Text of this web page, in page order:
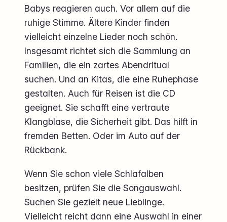
Babys reagieren auch. Vor allem auf die
ruhige Stimme. Ältere Kinder finden
vielleicht einzelne Lieder noch schön.
Insgesamt richtet sich die Sammlung an
Familien, die ein zartes Abendritual
suchen. Und an Kitas, die eine Ruhephase
gestalten. Auch für Reisen ist die CD
geeignet. Sie schafft eine vertraute
Klangblase, die Sicherheit gibt. Das hilft in
fremden Betten. Oder im Auto auf der
Rückbank.
Wenn Sie schon viele Schlafalben
besitzen, prüfen Sie die Songauswahl.
Suchen Sie gezielt neue Lieblinge.
Vielleicht reicht dann eine Auswahl in einer